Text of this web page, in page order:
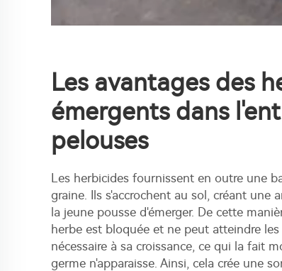
Les avantages des
émergents dans
pelouses
Les herbicides fournissent en outre une
graine. Ils s'accrochent au sol, créant une
la jeune pousse d'émerger. De cette
herbe est bloquée et ne peut atteindre
nécessaire à sa croissance, ce qui la fait
germe n'apparaisse. Ainsi, cela crée une